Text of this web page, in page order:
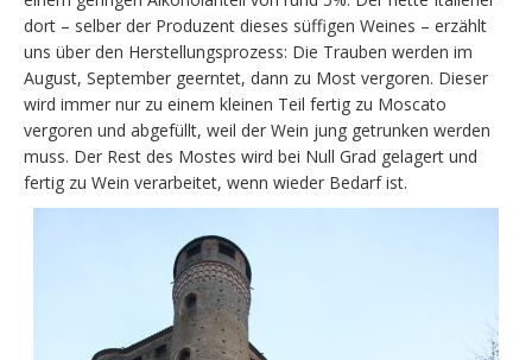
dort – selber der Produzent dieses süffigen Weines – erzählt
uns über den Herstellungsprozess: Die Trauben werden im
August, September geerntet, dann zu Most vergoren. Dieser
wird immer nur zu einem kleinen Teil fertig zu Moscato
vergoren und abgefüllt, weil der Wein jung getrunken werden
muss. Der Rest des Mostes wird bei Null Grad gelagert und
fertig zu Wein verarbeitet, wenn wieder Bedarf ist.